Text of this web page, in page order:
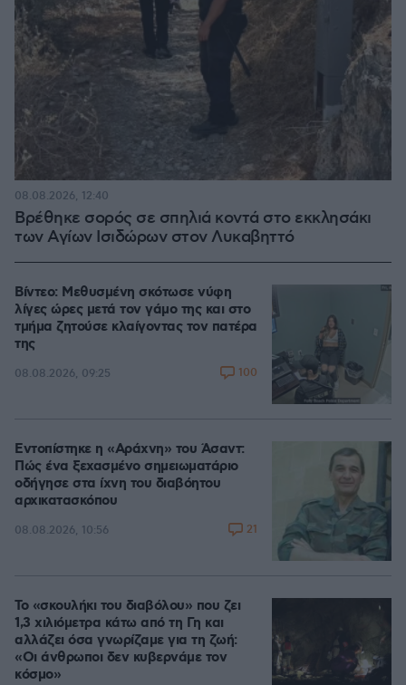
Βρέθηκε σορός σε σπηλιά κοντά στο εκκλησάκι
των Αγίων Ισιδώρων στον Λυκαβηττό
08.08.2026, 12:40
Βίντεο: Μεθυσμένη σκότωσε νύφη
λίγες ώρες μετά τον γάμο της και στο
τμήμα ζητούσε κλαίγοντας τον πατέρα
της
08.08.2026, 09:25 100
Εντοπίστηκε η «Αράχνη» του Άσαντ:
Πώς ένα ξεχασμένο σημειωματάριο
οδήγησε στα ίχνη του διαβόητου
αρχικατασκόπου
08.08.2026, 10:56 21
Το «σκουλήκι του διαβόλου» που ζει
1,3 χιλιόμετρα κάτω από τη Γη και
αλλάζει όσα γνωρίζαμε για τη ζωή:
«Οι άνθρωποι δεν κυβερνάμε τον
κόσμο»